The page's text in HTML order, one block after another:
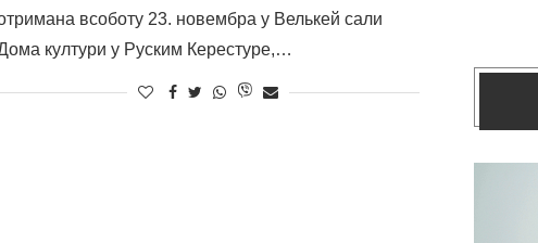
всоботу 23. новембра у Велькей сали
култури у Руским Керестуре,…